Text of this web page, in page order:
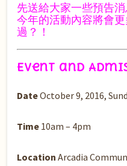
先送給大家一些預告
今年的活動內容將會
過？！
Event and
DateOctober 9, 2016,
Time 10am – 4pm
LocationArcadia